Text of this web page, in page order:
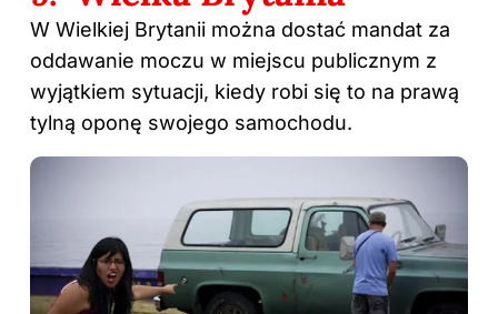
W Wielkiej Brytanii można dostać mandat za
oddawanie moczu w miejscu publicznym z
wyjątkiem sytuacji, kiedy robi się to na prawą
tylną oponę swojego samochodu.